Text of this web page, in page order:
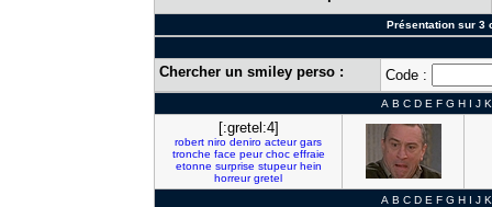
Présentation sur 3
Chercher un smiley perso : Code :
A B C D E F G H I J K
[:gretel:4]
robert niro deniro acteur gars
tronche face peur choc effraie
etonne surprise stupeur hein
horreur gretel
A B C D E F G H I J K